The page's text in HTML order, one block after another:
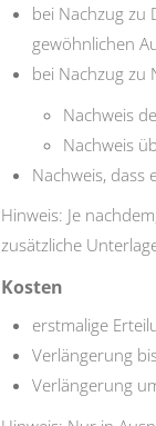
bei Nachzug zu
gewöhnlichen
bei Nachzug zu
Nachweis
Nachweis
Nachweis, dass
Hinweis: Je
zusätzliche
Kosten
erstmalige
Verlängerung
Verlängerung